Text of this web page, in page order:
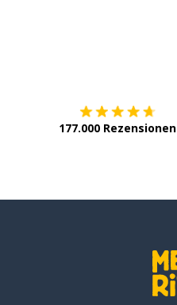
177.000 Rezensionen